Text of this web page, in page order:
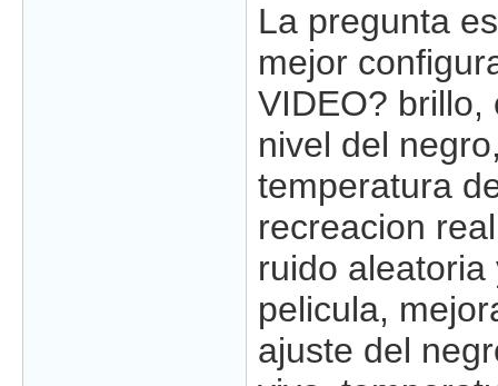
La pregunta
mejor
VIDEO? brillo,
nivel del
temperatura
recreacion
ruido
pelicula,
ajuste del